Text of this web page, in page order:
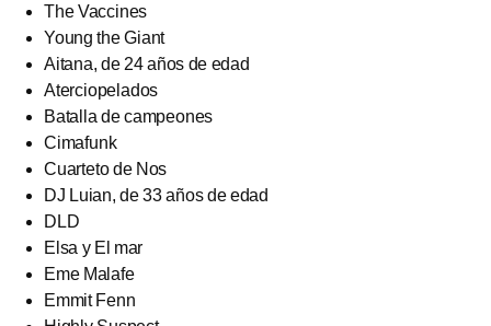
The Vaccines
Young the Giant
Aitana, de 24 años de edad
Aterciopelados
Batalla de campeones
Cimafunk
Cuarteto de Nos
DJ Luian, de 33 años de edad
DLD
Elsa y El mar
Eme Malafe
Emmit Fenn